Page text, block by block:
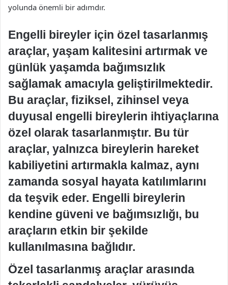
yolunda önemli bir adımdır.
Engelli bireyler için özel tasarlanmış
araçlar, yaşam kalitesini artırmak ve
günlük yaşamda bağımsızlık
sağlamak amacıyla geliştirilmektedir.
Bu araçlar, fiziksel, zihinsel veya
duyusal engelli bireylerin ihtiyaçlarına
özel olarak tasarlanmıştır. Bu tür
araçlar, yalnızca bireylerin hareket
kabiliyetini artırmakla kalmaz, aynı
zamanda sosyal hayata katılımlarını
da teşvik eder. Engelli bireylerin
kendine güveni ve bağımsızlığı, bu
araçların etkin bir şekilde
kullanılmasına bağlıdır.
Özel tasarlanmış araçlar arasında